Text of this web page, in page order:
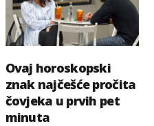
Ovaj horoskopski
znak najčešće pročita
čovjeka u prvih pet
minuta